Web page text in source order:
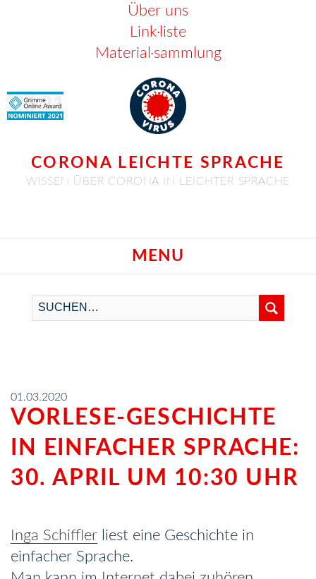
Über uns
Link·liste
Material·sammlung
CORONA LEICHTE SPRACHE
WISSEN ÜBER CORONA IN LEICHTER SPRACHE
MENU
01.03.2020
VORLESE-GESCHICHTE
IN EINFACHER SPRACHE:
30. APRIL UM 10:30 UHR
Inga Schiffler liest eine Geschichte in
einfacher Sprache.